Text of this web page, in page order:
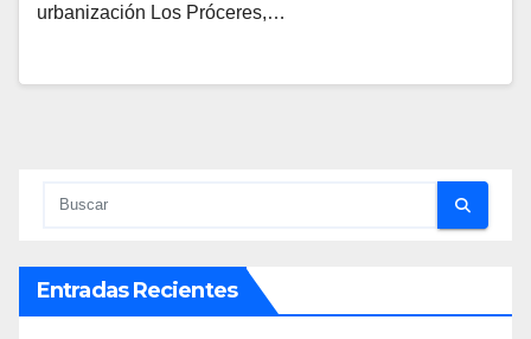
urbanización Los Próceres,…
Entradas Recientes